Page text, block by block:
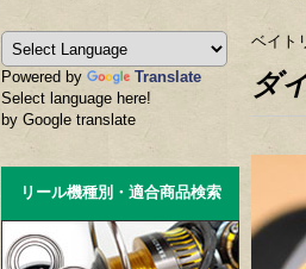
Powered by
Translate
Select language here!
by Google translate
リール機種別・適合商品検索
ベイト
ダ